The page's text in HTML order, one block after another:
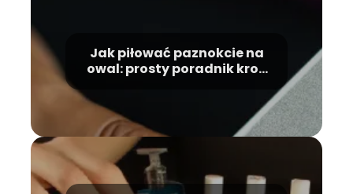
Jak piłować paznokcie na
owal: prosty poradnik krok